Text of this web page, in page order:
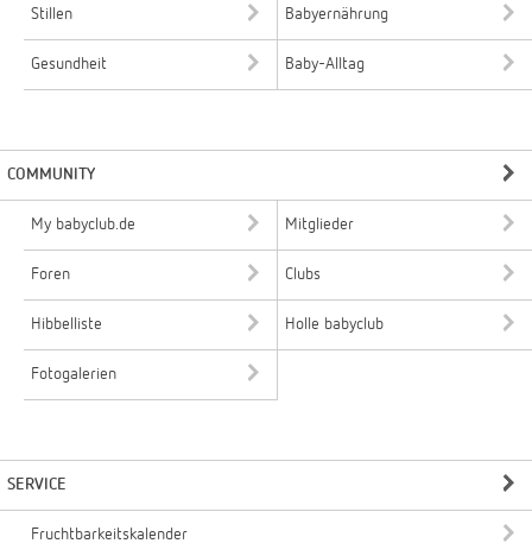
Stillen Babyernährung
Gesundheit Baby-Alltag
COMMUNITY
My babyclub.de Mitglieder
Foren Clubs
Hibbelliste Holle babyclub
Fotogalerien
SERVICE
Fruchtbarkeitskalender